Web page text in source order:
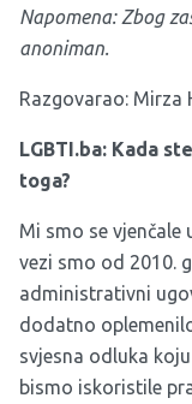
Napomena: Zbog
anoniman.
Razgovarao: Mirza
LGBTI.ba: Kada
toga?
Mi smo se vjenčale
vezi smo od 2010.
administrativni
dodatno
svjesna odluka
bismo iskoristile